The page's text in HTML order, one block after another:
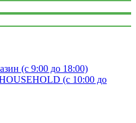
(с 9:00 до 18:00)
(с 10:00 до